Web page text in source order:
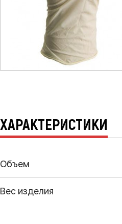
ХАРАКТЕРИСТИКИ
Объем
Вес изделия